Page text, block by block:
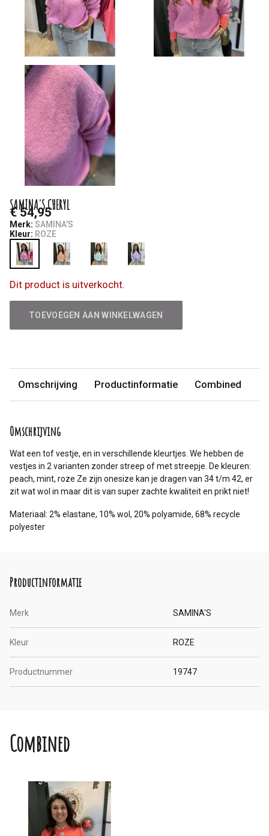
SAMINA'S CHERYL
€ 54,95
Merk: SAMINA'S
Kleur: ROZE
Dit product is uitverkocht.
TOEVOEGEN AAN WINKELWAGEN
Omschrijving Productinformatie Combined
Omschrijving
Wat een tof vestje, en in verschillende kleurtjes. We hebben de
vestjes in 2 varianten zonder streep of met streepje. De kleuren:
peach, mint, roze Ze zijn onesize kan je dragen van 34 t/m 42, er
zit wat wol in maar dit is van super zachte kwaliteit en prikt niet!
Materiaal: 2% elastane, 10% wol, 20% polyamide, 68% recycle
polyester
Productinformatie
Merk SAMINA'S
Kleur ROZE
Productnummer 19747
Combined